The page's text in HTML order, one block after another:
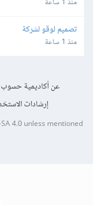
منذ 1 ساعة
تصميم لوقو لشركة
منذ 1 ساعة
عن أكاديمية حسوب
إرشادات
4.0unless mentioned